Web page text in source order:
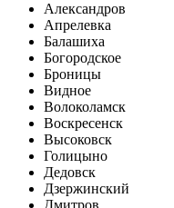
Александров
Апрелевка
Балашиха
Богородское
Броницы
Видное
Волоколамск
Воскресенск
Высоковск
Голицыно
Дедовск
Дзержинский
Дмитров